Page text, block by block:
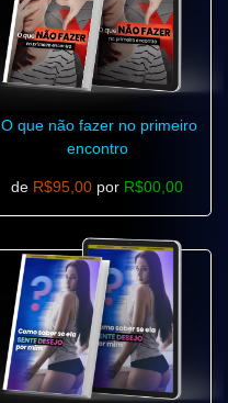
O que não fazer no primeiro
encontro
de R$95,00 por R$00,00